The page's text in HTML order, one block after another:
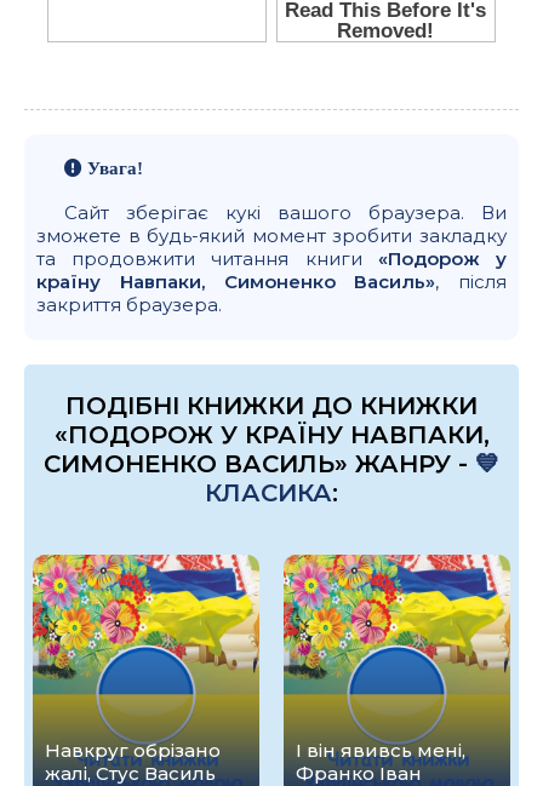
Увага!
Сайт зберігає кукі вашого браузера. Ви
зможете в будь-який момент зробити закладку
та продовжити читання книги «Подорож у
країну Навпаки, Симоненко Василь», після
закриття браузера.
ПОДІБНІ КНИЖКИ ДО КНИЖКИ
«ПОДОРОЖ У КРАЇНУ НАВПАКИ,
СИМОНЕНКО ВАСИЛЬ» ЖАНРУ - 💙
КЛАСИКА:
Навкруг обрізано
жалі, Стус Василь
І він явивсь мені,
Франко Іван